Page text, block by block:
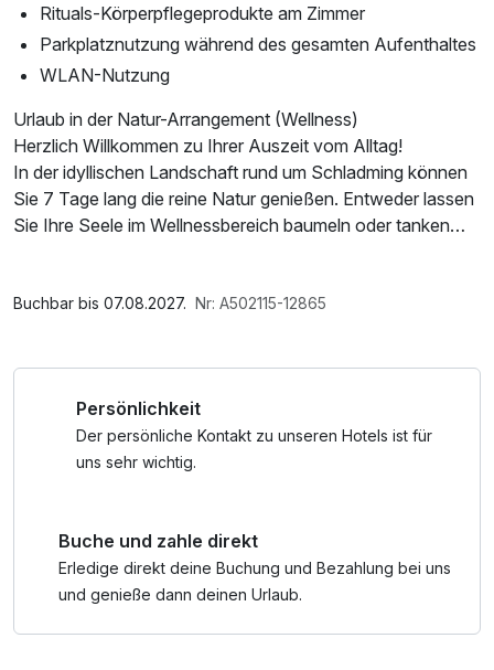
Rituals-Körperpflegeprodukte am Zimmer
Parkplatznutzung während des gesamten Aufenthaltes
WLAN-Nutzung
Urlaub in der Natur-Arrangement (Wellness)
Herzlich Willkommen zu Ihrer Auszeit vom Alltag!
In der idyllischen Landschaft rund um Schladming können
Sie 7 Tage lang die reine Natur genießen. Entweder lassen
Sie Ihre Seele im Wellnessbereich baumeln oder tanken
Auch Genuss wird hier groß geschrieben: Lassen Sie sich
Kurzurlaub wünscht Ihnen einen tollen Aufenthalt im
schönen Schladming.
Buchbar bis 07.08.2027. Nr: A502115-12865
Persönlichkeit
Der persönliche Kontakt zu unseren Hotels ist für
uns sehr wichtig.
Buche und zahle direkt
Erledige direkt deine Buchung und Bezahlung bei uns
und genieße dann deinen Urlaub.